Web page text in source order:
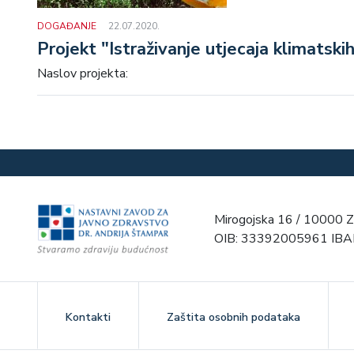
DOGAĐANJE 22.07.2020.
Projekt "Istraživanje utjecaja
Naslov projekta:
Mirogojska 16 / 10000
OIB: 33392005961
Kontakti Zaštita osobnih podataka